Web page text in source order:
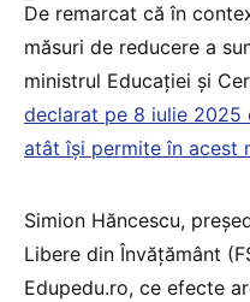
De remarcat că în
măsuri de reducere a
ministrul Educației și
declarat pe 8 iulie 2025
atât își permite în acest
Simion Hăncescu,
Libere din Învățământ
Edupedu.ro, ce efecte